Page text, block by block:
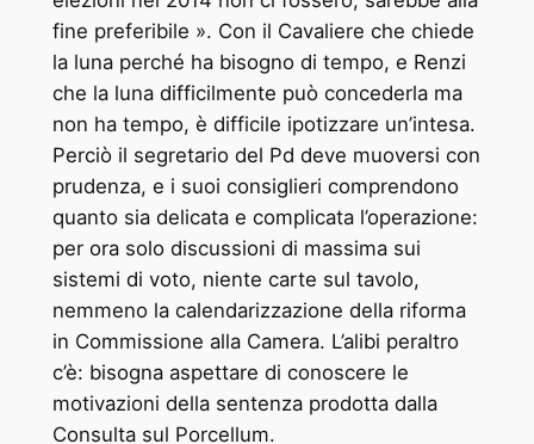
fine preferibile ». Con il Cavaliere che chiede
la luna perché ha bisogno di tempo, e Renzi
che la luna difficilmente può concederla ma
non ha tempo, è difficile ipotizzare un’intesa.
Perciò il segretario del Pd deve muoversi con
prudenza, e i suoi consiglieri comprendono
quanto sia delicata e complicata l’operazione:
per ora solo discussioni di massima sui
sistemi di voto, niente carte sul tavolo,
nemmeno la calendarizzazione della riforma
in Commissione alla Camera. L’alibi peraltro
c’è: bisogna aspettare di conoscere le
motivazioni della sentenza prodotta dalla
Consulta sul Porcellum.